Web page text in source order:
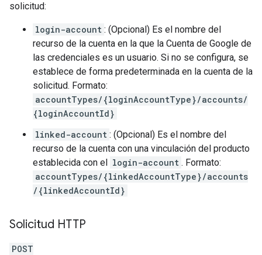
solicitud:
login-account : (Opcional) Es el nombre del
recurso de la cuenta en la que la Cuenta de Google de
las credenciales es un usuario. Si no se configura, se
establece de forma predeterminada en la cuenta de la
solicitud. Formato:
accountTypes/{loginAccountType}/accounts/
{loginAccountId}
linked-account : (Opcional) Es el nombre del
recurso de la cuenta con una vinculación del producto
establecida con el login-account . Formato:
accountTypes/{linkedAccountType}/accounts
/{linkedAccountId}
Solicitud HTTP
POST